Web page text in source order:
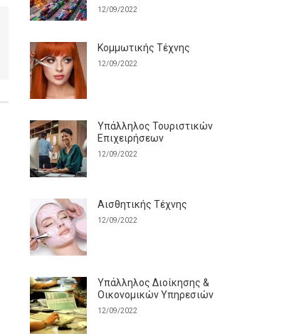
12/09/2022
Κομμωτικής Τέχνης
12/09/2022
Υπάλληλος Τουριστικών
Επιχειρήσεων
12/09/2022
Αισθητικής Τέχνης
12/09/2022
Υπάλληλος Διοίκησης &
Οικονομικών Υπηρεσιών
12/09/2022